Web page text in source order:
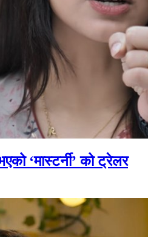
‘मास्टर्नी’ को ट्रेलर